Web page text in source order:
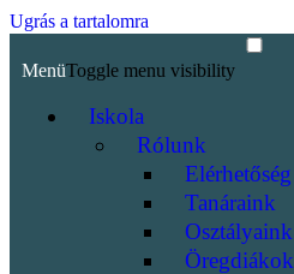
Ugrás a tartalomra
MenüToggle menu visibility
Iskola
Rólunk
Elérhetőség
Tanáraink
Osztályaink
Öregdiákok